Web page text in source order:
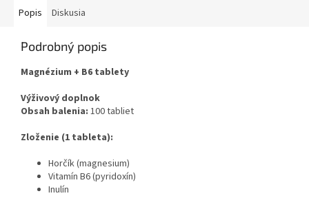
Popis Diskusia
Podrobný popis
Magnézium + B6 tablety
Výživový doplnok
Obsah balenia: 100 tabliet
Zloženie (1 tableta):
Horčík (magnesium)
Vitamín B6 (pyridoxín)
Inulín